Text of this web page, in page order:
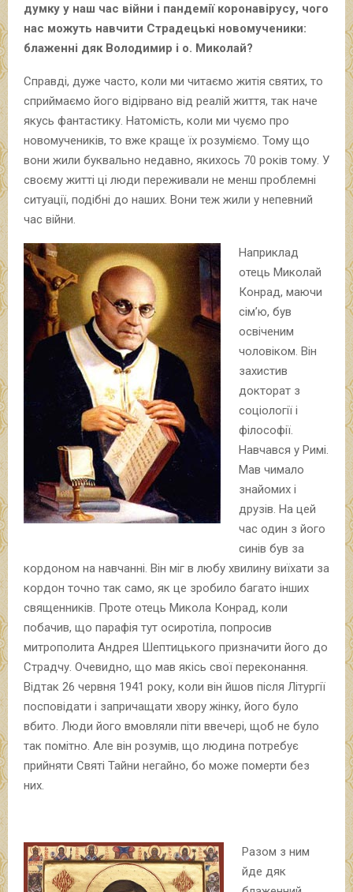
думку у наш час війни і пандемії коронавірусу, чого
нас можуть навчити Страдецькі новомученики:
блаженні дяк Володимир і о. Миколай?
Справді, дуже часто, коли ми читаємо житія святих, то
сприймаємо його відірвано від реалій життя, так наче
якусь фантастику. Натомість, коли ми чуємо про
новомучеників, то вже краще їх розуміємо. Тому що
вони жили буквально недавно, якихось 70 років тому. У
своєму житті ці люди переживали не менш проблемні
ситуації, подібні до наших. Вони теж жили у непевний
час війни.
Наприклад
отець Миколай
Конрад, маючи
сім’ю, був
освіченим
чоловіком. Він
захистив
докторат з
соціології і
філософії.
Навчався у Римі.
Мав чимало
знайомих і
друзів. На цей
час один з його
синів був за
кордоном на навчанні. Він міг в любу хвилину виїхати за
кордон точно так само, як це зробило багато інших
священників. Проте отець Микола Конрад, коли
побачив, що парафія тут осиротіла, попросив
митрополита Андрея Шептицького призначити його до
Страдчу. Очевидно, що мав якісь свої переконання.
Відтак 26 червня 1941 року, коли він йшов після Літургії
посповідати і запричащати хвору жінку, його було
вбито. Люди його вмовляли піти ввечері, щоб не було
так помітно. Але він розумів, що людина потребує
прийняти Святі Тайни негайно, бо може померти без
них.
Разом з ним
йде дяк